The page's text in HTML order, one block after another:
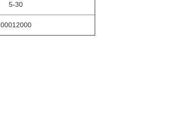
5-30
00012000